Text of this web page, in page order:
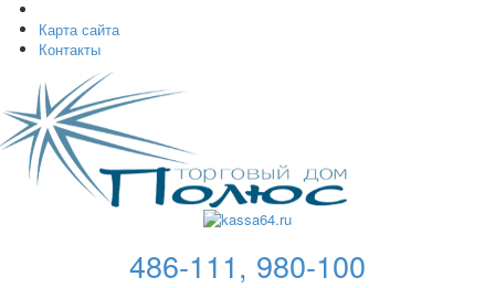
Карта сайта
Контакты
486-111, 980-100